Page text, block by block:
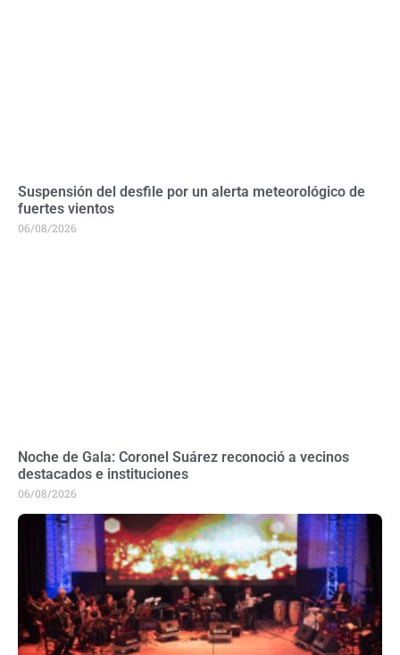
Suspensión del desfile por un alerta meteorológico de
fuertes vientos
06/08/2026
Noche de Gala: Coronel Suárez reconoció a vecinos
destacados e instituciones
06/08/2026